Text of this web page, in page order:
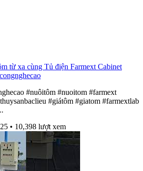
từ xa cùng Tủ điện Farmext Cabinet
#nuôitôm #nuoitom #farmext
#giátôm #giatom #farmextlab
• 10,398 lượt xem